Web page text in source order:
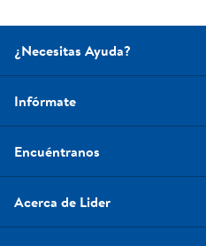
¿Necesitas Ayuda?
Infórmate
Encuéntranos
Acerca de Lider